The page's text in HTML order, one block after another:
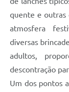
quente e outras
atmosfera
diversas
adultos,
descontração
Um dos pontos